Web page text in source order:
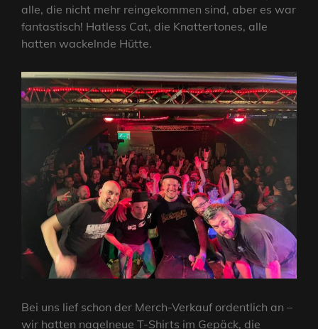
alle, die nicht mehr reingekommen sind, aber es war
fantastisch! Hatless Cat, die Knattertones, alle
hatten wackelnde Hütte.
Bei uns lief schon der Merch-Verkauf ordentlich an –
wir hatten nagelneue T-Shirts im Gepäck, die